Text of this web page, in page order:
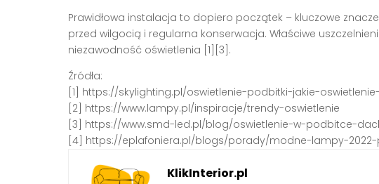
Prawidłowa instalacja to dopiero początek – kluczowe
przed wilgocią i regularna konserwacja. Właściwe
niezawodność oświetlenia [1][3].
Źródła:
[1] https://skylighting.pl/oswietlenie-podbitki-jakie-
[2] https://www.lampy.pl/inspiracje/trendy-oswietlenie
[3] https://www.smd-led.pl/blog/oswietlenie-w-podbitce-
[4] https://eplafoniera.pl/blogs/porady/modne-lampy-
KlikInterior.pl